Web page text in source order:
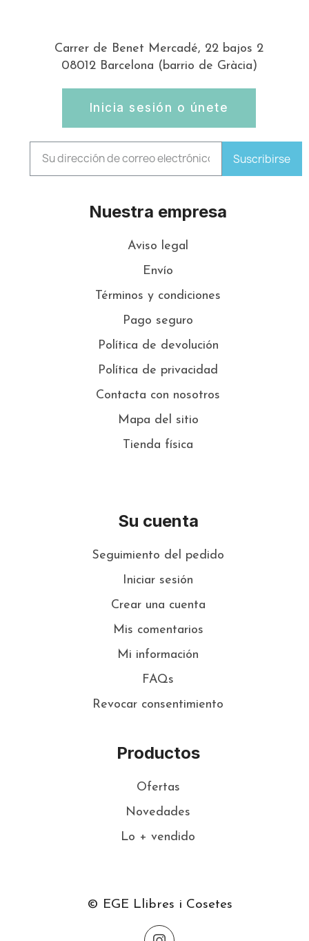
Carrer de Benet Mercadé, 22 bajos 2
08012 Barcelona (barrio de Gràcia)
Inicia sesión o únete
Suscribirse
Nuestra empresa
Aviso legal
Envío
Términos y condiciones
Pago seguro
Política de devolución
Política de privacidad
Contacta con nosotros
Mapa del sitio
Tienda física
Su cuenta
Seguimiento del pedido
Iniciar sesión
Crear una cuenta
Mis comentarios
Mi información
FAQs
Revocar consentimiento
Productos
Ofertas
Novedades
Lo + vendido
© EGE Llibres i Cosetes